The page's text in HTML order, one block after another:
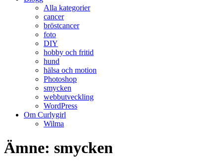
Alla kategorier
cancer
bröstcancer
foto
DIY
hobby och fritid
hund
hälsa och motion
Photoshop
smycken
webbutveckling
WordPress
Om Curlygirl
Wilma
Ämne: smycken